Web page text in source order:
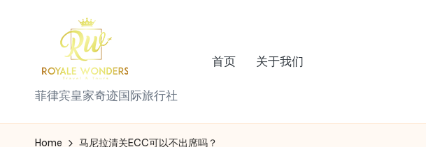
content
菲
律
菲律宾皇家奇迹国际旅行社
首页 关于我们
Home 马尼拉清关ECC可以不出席吗？